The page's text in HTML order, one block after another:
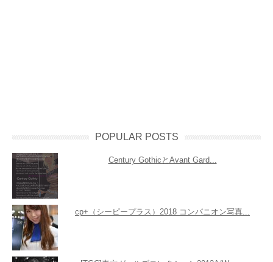
POPULAR POSTS
Century GothicとAvant Gard...
cp+（シーピープラス）2018 コンパニオン写真...